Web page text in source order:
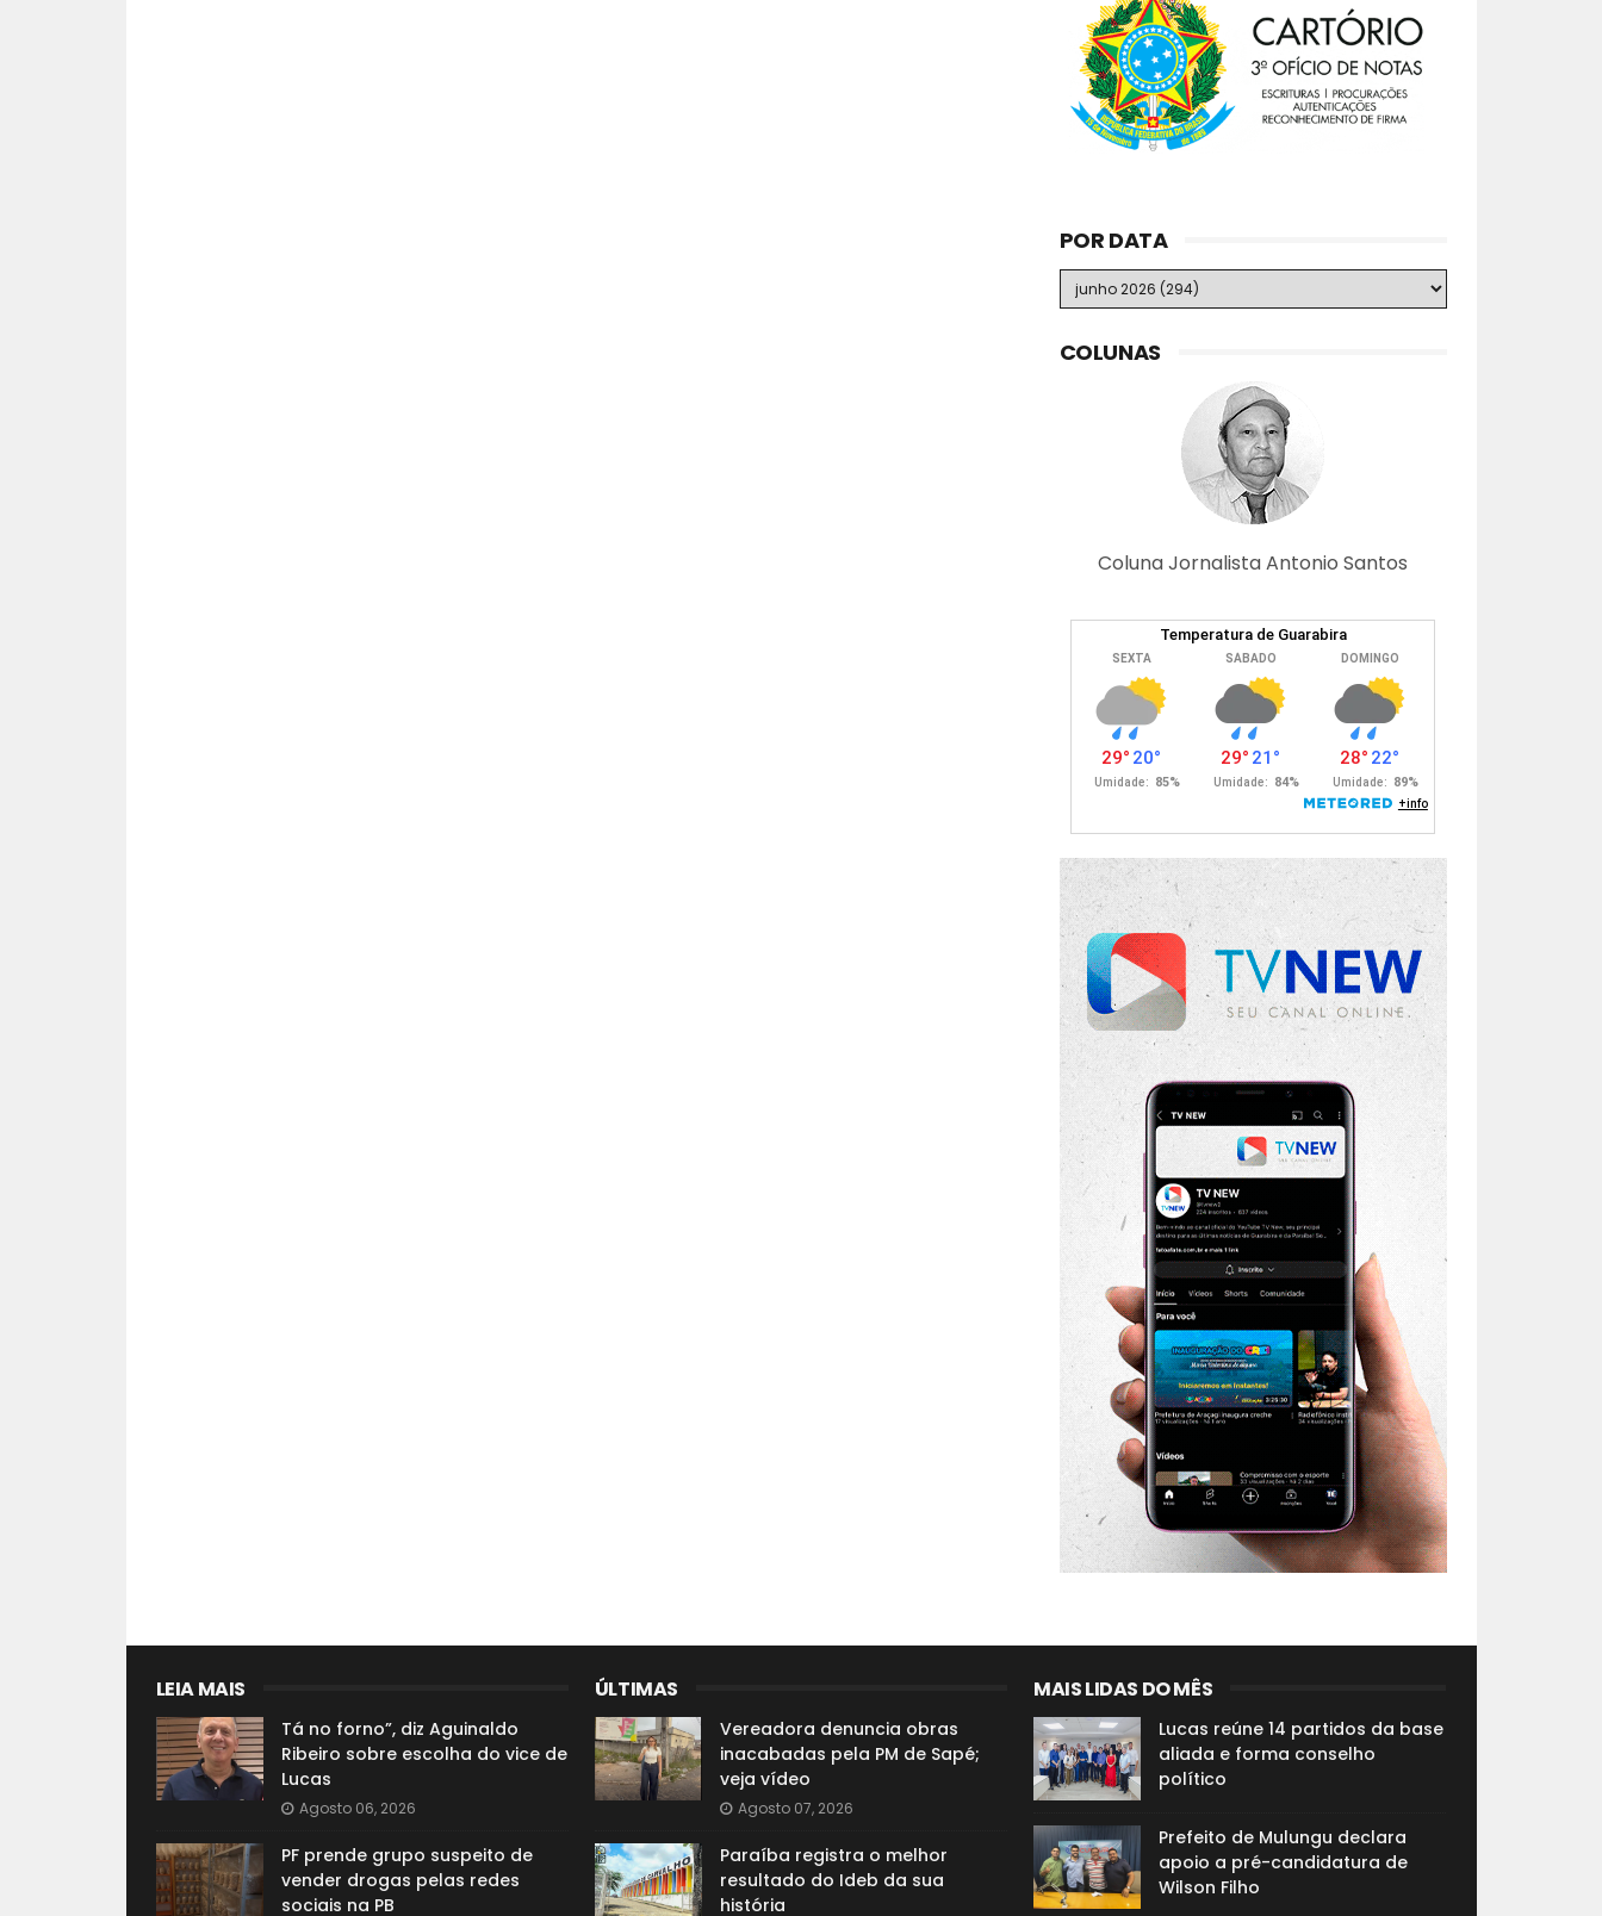
POR DATA
COLUNAS
Coluna Jornalista Antonio Santos
LEIA MAIS
Tá no forno”, diz Aguinaldo
Ribeiro sobre escolha do vice de
Lucas
Agosto 06, 2026
PF prende grupo suspeito de
vender drogas pelas redes
sociais na PB
ÚLTIMAS
Vereadora denuncia obras
inacabadas pela PM de Sapé;
veja vídeo
Agosto 07, 2026
Paraíba registra o melhor
resultado do Ideb da sua
história
MAIS LIDAS DO MÊS
Lucas reúne 14 partidos da base
aliada e forma conselho
político
Prefeito de Mulungu declara
apoio a pré-candidatura de
Wilson Filho